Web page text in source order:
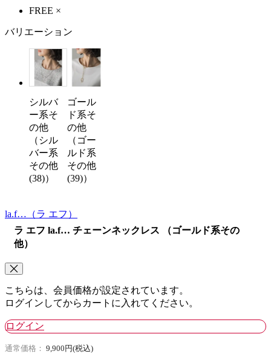
FREE ×
バリエーション
シルバ
ー系そ
の他
（シル
バー系
その他
(38)）
ゴール
ド系そ
の他
（ゴー
ルド系
その他
(39)）
la.f… （ラ エフ）
ラ エフ la.f… チェーンネックレス （ゴールド系その
他）
こちらは、会員価格が設定されています。
ログインしてからカートに入れてください。
ログイン
通常価格： 9,900円(税込)